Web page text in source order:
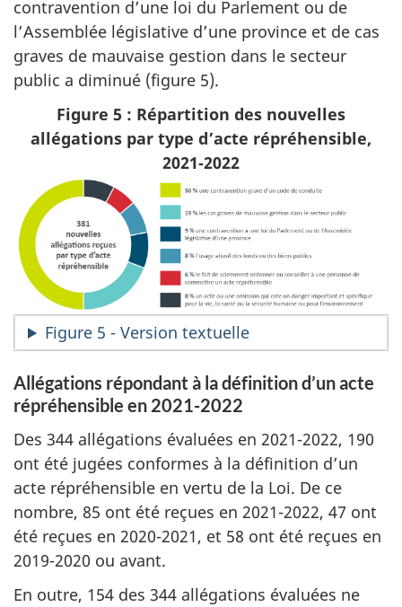
contravention d’une loi du Parlement ou de
l’Assemblée législative d’une province et de cas
graves de mauvaise gestion dans le secteur
public a diminué (figure 5).
Figure 5 : Répartition des nouvelles
allégations par type d’acte répréhensible,
2021‑2022
Figure 5 - Version textuelle
Allégations répondant à la définition d’un acte
répréhensible en 2021-2022
Des 344 allégations évaluées en 2021-2022, 190
ont été jugées conformes à la définition d’un
acte répréhensible en vertu de la Loi. De ce
nombre, 85 ont été reçues en 2021-2022, 47 ont
été reçues en 2020-2021, et 58 ont été reçues en
2019-2020 ou avant.
En outre, 154 des 344 allégations évaluées ne